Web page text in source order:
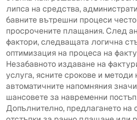
липса на средства,
бавните вътрешни процеси
просрочените плащания. След
фактори, следващата логична
оптимизация на процеса на
Незабавното издаване на
услуга, ясните срокове и методи
автоматичните напомняния
шансовете за навременни
Допълнително, предлагането на